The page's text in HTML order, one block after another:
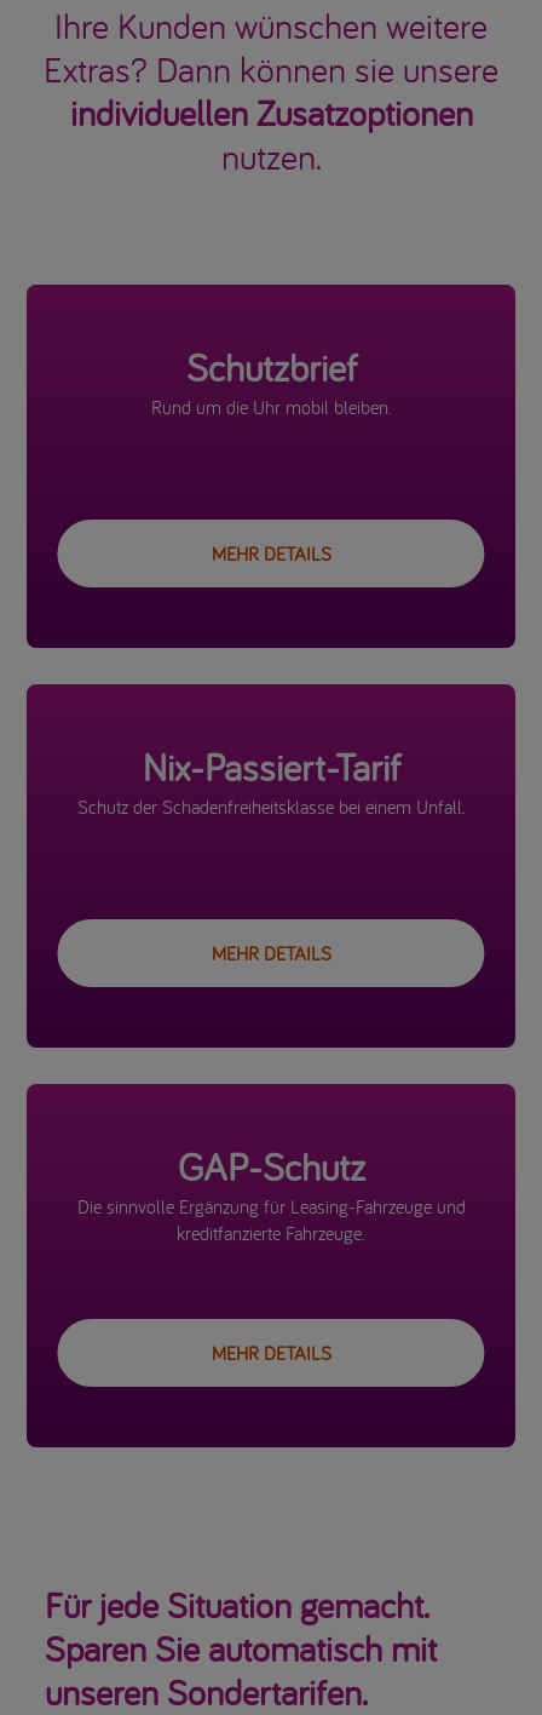
Ihre Kunden wünschen weitere
Extras? Dann können sie unsere
individuellen Zusatzoptionen
nutzen.
Schutzbrief
Rund um die Uhr mobil bleiben.
MEHR DETAILS
Nix-Passiert-Tarif
Schutz der Schadenfreiheitsklasse bei einem Unfall.
MEHR DETAILS
GAP-Schutz
Die sinnvolle Ergänzung für Leasing-Fahrzeuge und
kreditfanzierte Fahrzeuge.
MEHR DETAILS
Für jede Situation gemacht.
Sparen Sie automatisch mit
unseren Sondertarifen.